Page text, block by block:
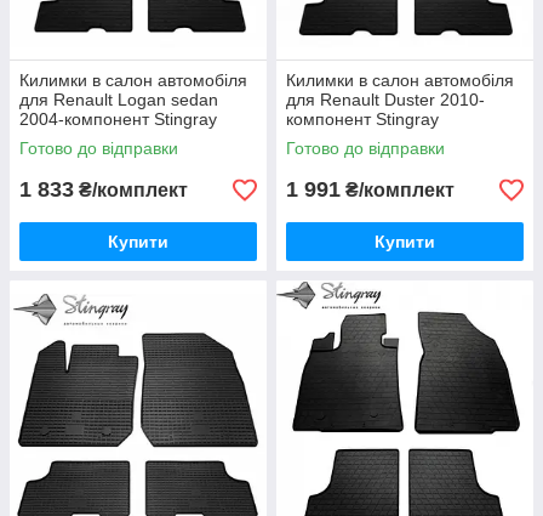
Килимки в салон автомобіля
для Renault Logan sedan
2004-компонент Stingray
Готово до відправки
1 833 ₴/комплект
Купити
Килимки в салон автомобіля
для Renault Duster 2010-
компонент Stingray
Готово до відправки
1 991 ₴/комплект
Купити